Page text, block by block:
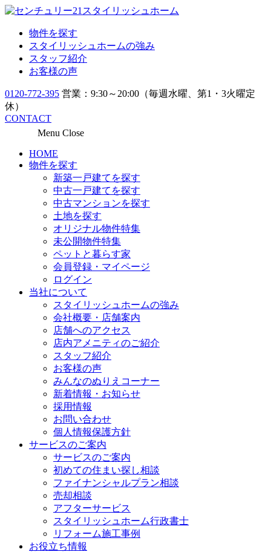
物件を探す
スタイリッシュホームの強み
スタッフ紹介
お客様の声
0120-772-395 営業：9:30～20:00（毎週水曜、第1・3火曜定
休）
CONTACT
Menu Close
HOME
物件を探す
新築一戸建てを探す
中古一戸建てを探す
中古マンションを探す
土地を探す
オリジナル物件特集
未公開物件特集
ペットと暮らす家
会員登録・マイページ
ログイン
当社について
スタイリッシュホームの強み
会社概要・店舗案内
店舗へのアクセス
店内アメニティのご紹介
スタッフ紹介
お客様の声
みんなのぬりえコーナー
新着情報・お知らせ
採用情報
お問い合わせ
個人情報保護方針
サービスのご案内
サービスのご案内
初めての住まい探し相談
ファイナンシャルプラン相談
売却相談
アフターサービス
スタイリッシュホーム行政書士
リフォーム施工事例
お役立ち情報